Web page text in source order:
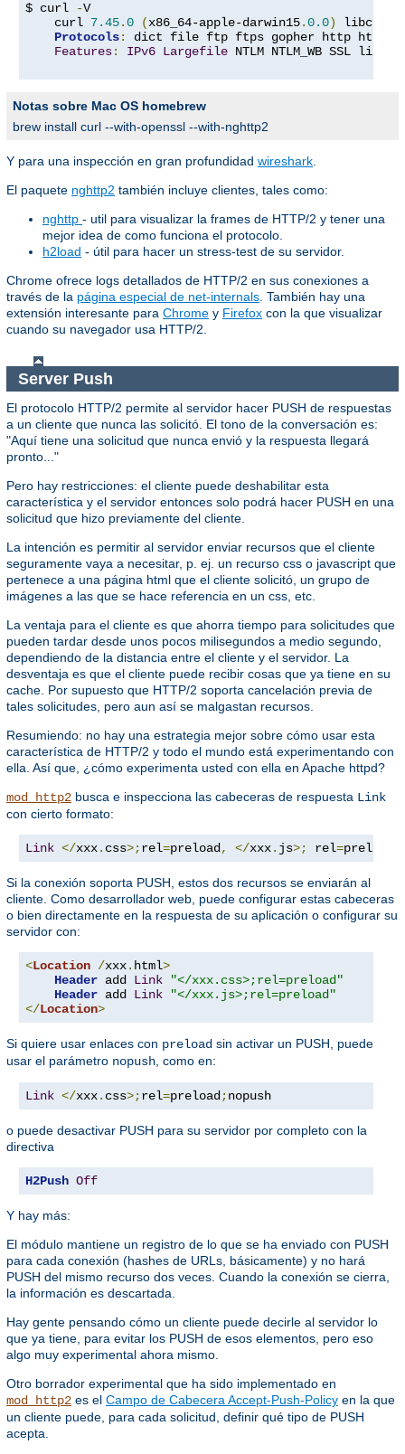
$ curl -V
    curl
7.45.0 (x86_64-apple-darwin15.0.0) libcurl
Protocols:
dict file ftp ftps gopher http https
Features: IPv6 Largefile NTLM NTLM_WB SSL libz
Notas sobre Mac OS homebrew
brew install curl --with-openssl --with-nghttp2
Y para una inspección en gran profundidad wireshark.
El paquete nghttp2 también incluye clientes, tales como:
nghttp - util para visualizar la frames de HTTP/2 y tener una
mejor idea de como funciona el protocolo.
h2load - útil para hacer un stress-test de su servidor.
Chrome ofrece logs detallados de HTTP/2 en sus conexiones a
través de la página especial de net-internals. También hay una
extensión interesante para Chrome y Firefox con la que visualizar
cuando su navegador usa HTTP/2.
Server Push
El protocolo HTTP/2 permite al servidor hacer PUSH de respuestas
a un cliente que nunca las solicitó. El tono de la conversación es:
"Aquí tiene una solicitud que nunca envió y la respuesta llegará
pronto..."
Pero hay restricciones: el cliente puede deshabilitar esta
característica y el servidor entonces solo podrá hacer PUSH en una
solicitud que hizo previamente del cliente.
La intención es permitir al servidor enviar recursos que el cliente
seguramente vaya a necesitar, p. ej. un recurso css o javascript que
pertenece a una página html que el cliente solicitó, un grupo de
imágenes a las que se hace referencia en un css, etc.
La ventaja para el cliente es que ahorra tiempo para solicitudes que
pueden tardar desde unos pocos milisegundos a medio segundo,
dependiendo de la distancia entre el cliente y el servidor. La
desventaja es que el cliente puede recibir cosas que ya tiene en su
cache. Por supuesto que HTTP/2 soporta cancelación previa de
tales solicitudes, pero aun así se malgastan recursos.
Resumiendo: no hay una estrategia mejor sobre cómo usar esta
característica de HTTP/2 y todo el mundo está experimentando con
ella. Así que, ¿cómo experimenta usted con ella en Apache httpd?
mod_http2 busca e inspecciona las cabeceras de respuesta Link
con cierto formato:
Link </xxx. css>;rel=preload, </xxx. js>; rel=preload
Si la conexión soporta PUSH, estos dos recursos se enviarán al
cliente. Como desarrollador web, puede configurar estas cabeceras
o bien directamente en la respuesta de su aplicación o configurar su
servidor con:
<Location /xxx. html>
Header add Link
"</xxx.css>;rel=preload"
Header add Link
"</xxx.js>;rel=preload"
</Location>
Si quiere usar enlaces con preload sin activar un PUSH, puede
usar el parámetro nopush, como en:
Link </xxx. css>;rel=preload;nopush
o puede desactivar PUSH para su servidor por completo con la
directiva
H2Push Off
Y hay más:
El módulo mantiene un registro de lo que se ha enviado con PUSH
para cada conexión (hashes de URLs, básicamente) y no hará
PUSH del mismo recurso dos veces. Cuando la conexión se cierra,
la información es descartada.
Hay gente pensando cómo un cliente puede decirle al servidor lo
que ya tiene, para evitar los PUSH de esos elementos, pero eso
algo muy experimental ahora mismo.
Otro borrador experimental que ha sido implementado en
mod_http2 es el Campo de Cabecera Accept-Push-Policy en la que
un cliente puede, para cada solicitud, definir qué tipo de PUSH
acepta.